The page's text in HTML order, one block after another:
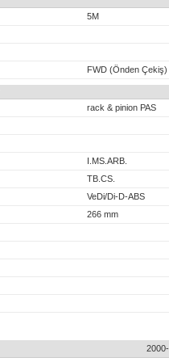
5M
FWD (Önden Çekiş)
rack & pinion PAS
I.MS.ARB.
TB.CS.
VeDi/Di-D-ABS
266 mm